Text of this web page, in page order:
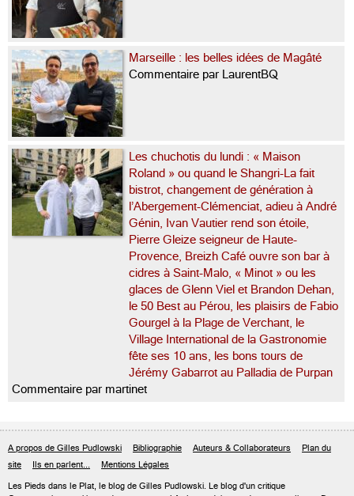
Marseille : les belles idées de Magâté
Commentaire par LaurentBQ
Les chuchotis du lundi : « Maison
Roland » ou quand le Shangri-La fait
bistrot, changement de génération à
l’Abergement-Clémenciat, adieu à André
Génin, Ivan Vautier rend son étoile,
Pierre Gleize seigneur de Haute-
Provence, Breizh Café ouvre son bar à
cidres à Saint-Malo, « Minot » ou les
glaces de Glenn Viel et Brandon Dehan,
le 50 Best au Pérou, les plaisirs de Fabio
Gourgel à la Plage de Verchant, le
Village International de la Gastronomie
fête ses 10 ans, les bons tours de
Jérémy Gabarrot au Palladia de Purpan
Commentaire par martinet
A propos de Gilles Pudlowski Bibliographie Auteurs & Collaborateurs
Plan du
site
Ils en parlent... Mentions Légales
Les Pieds dans le Plat, le blog de Gilles Pudlowski. Le blog d'un critique